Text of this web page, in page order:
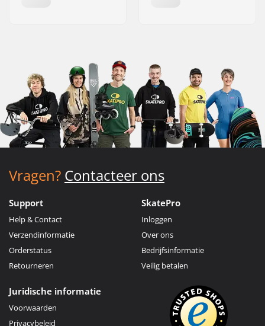
Vragen? Contacteer ons
Support
Help & Contact
Verzendinformatie
Orderstatus
Retourneren
SkatePro
Inloggen
Over ons
Bedrijfsinformatie
Veilig betalen
Juridische informatie
Voorwaarden
Privacybeleid